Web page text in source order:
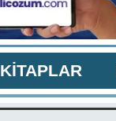
KİTAPLAR